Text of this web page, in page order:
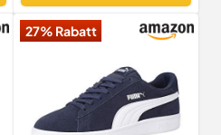
27% Rabatt